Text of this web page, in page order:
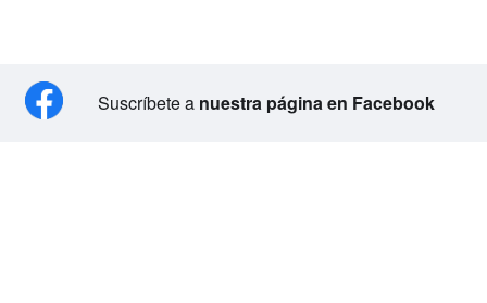
Suscríbete a nuestra página en Facebook